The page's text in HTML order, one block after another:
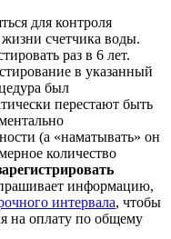
для контроля
счетчика воды.
раз в 6 лет.
в указанный
был
перестают быть
(а «наматывать» он
количество
информацию,
интервала, чтобы
на оплату по общему